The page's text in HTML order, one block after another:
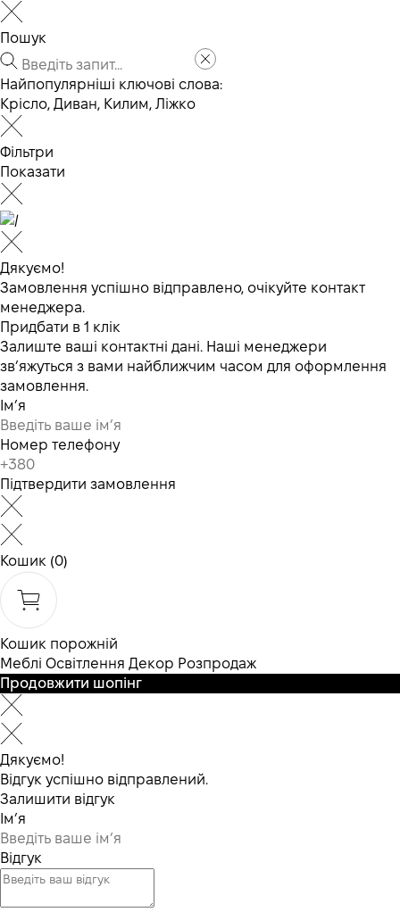
Пошук
Найпопулярніші ключові слова:
Крісло, Диван, Килим, Ліжко
Фільтри
Показати
Дякуємо!
Замовлення успішно відправлено, очікуйте контакт
менеджера.
Придбати в 1 клік
Залиште ваші контактні дані. Наші менеджери
зв’яжуться з вами найближчим часом для оформлення
замовлення.
Ім’я
Номер телефону
Підтвердити замовлення
Кошик (0)
Кошик порожній
Меблі Освітлення Декор Розпродаж
Продовжити шопінг
Дякуємо!
Відгук успішно відправлений.
Залишити відгук
Ім’я
Відгук